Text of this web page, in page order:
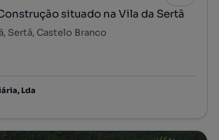
situado na Vila da Sertã
Sertã, Castelo Branco
quadrado
Lda